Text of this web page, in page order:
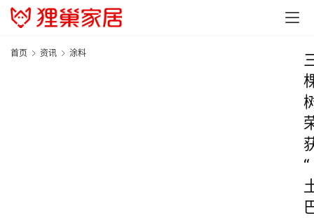
首页 资讯 涂料
“